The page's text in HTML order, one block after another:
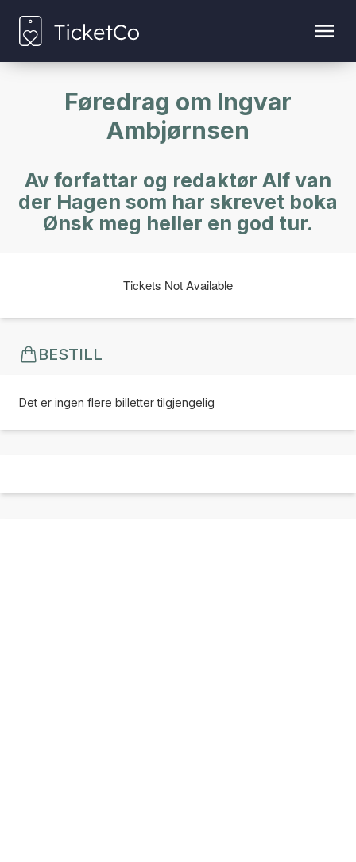
Føredrag om Ingvar
Ambjørnsen
Av forfattar og redaktør Alf van
der Hagen som har skrevet boka
Ønsk meg heller en god tur.
Tickets Not Available
BESTILL
Det er ingen flere billetter tilgjengelig